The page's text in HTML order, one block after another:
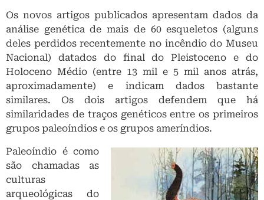
Os novos artigos publicados apresentam dados da
análise genética de mais de 60 esqueletos (alguns
deles perdidos recentemente no incêndio do Museu
Nacional) datados do final do Pleistoceno e do
Holoceno Médio (entre 13 mil e 5 mil anos atrás,
aproximadamente) e indicam dados bastante
similares. Os dois artigos defendem que há
similaridades de traços genéticos entre os primeiros
grupos paleoíndios e os grupos ameríndios.
Paleoíndio é como
são chamadas as
culturas
arqueológicas do